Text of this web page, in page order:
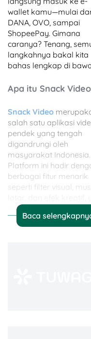
wallet kamu—mulai
DANA, OVO, sampai
ShopeePay. Gimana
caranya? Tenang,
langkahnya bakal kita
bahas lengkap di
Apa itu Snack
Snack Video
salah satu aplikasi
pendek yang tengah
digandrungi oleh
masyarakat Indonesia.
Platform ini hadir
berbagai fitur menarik
seperti filter visual,
memungkinkan
mengekspresikan diri
video pendek yang
Baca